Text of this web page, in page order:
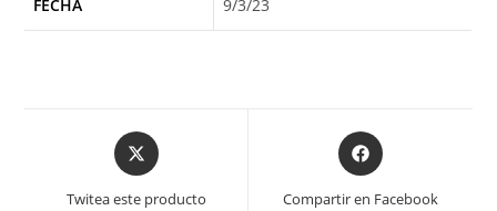
FECHA 9/3/23
Opens
in
Twitea este producto
Opens
in
a
Compartir en Facebook